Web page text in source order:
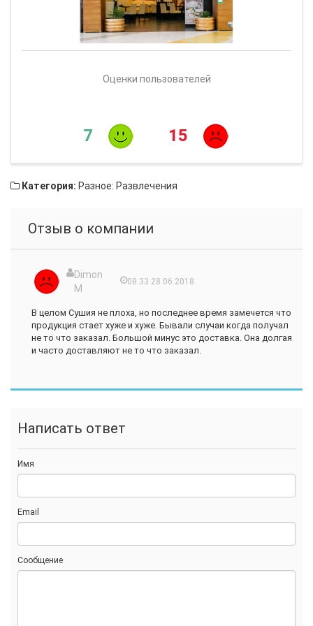
Оценки пользователей
7 15
Категория: Разное: Развлечения
Отзыв о компании
Dimon
M
08:33 28.06.2018
В целом Сушия не плоха, но последнее время замечется что
продукция стает хуже и хуже. Бывали случаи когда получал
не то что заказал. Большой минус это доставка. Она долгая
и часто доставляют не то что заказал.
Написать ответ
Имя
Email
Сообщение